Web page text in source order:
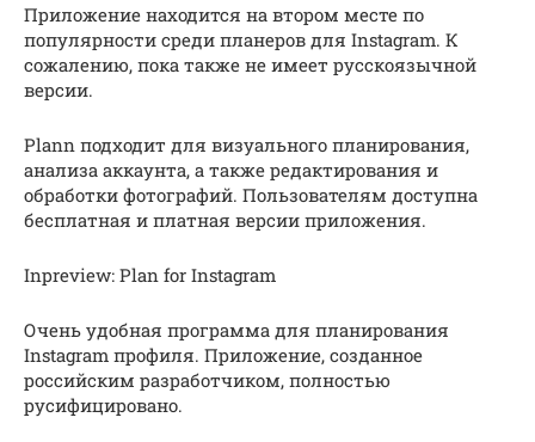
Приложение находится на втором месте по
популярности среди планеров для Instagram. К
сожалению, пока также не имеет русскоязычной
версии.
Plann подходит для визуального планирования,
анализа аккаунта, а также редактирования и
обработки фотографий. Пользователям доступна
бесплатная и платная версии приложения.
Inpreview: Plan for Instagram
Очень удобная программа для планирования
Instagram профиля. Приложение, созданное
российским разработчиком, полностью
русифицировано.